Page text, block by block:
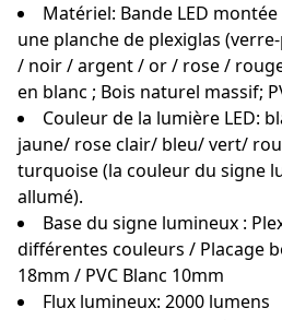
Matériel: Bande LED
une planche de plexiglas
/ noir / argent / or / rose /
en blanc ; Bois naturel massif;
Couleur de la lumière LED:
jaune/ rose clair/ bleu/ vert/
turquoise (la couleur du signe
allumé).
Base du signe lumineux :
différentes couleurs / Placage
18mm / PVC Blanc 10mm
Flux lumineux: 2000 lumens